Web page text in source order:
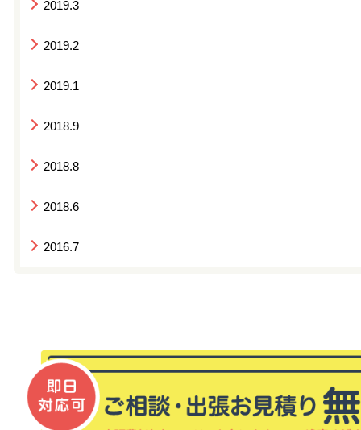
2019.3
2019.2
2019.1
2018.9
2018.8
2018.6
2016.7